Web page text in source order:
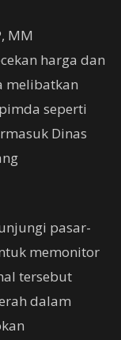
MM
harga dan
melibatkan
seperti
Dinas
pasar-
memonitor
tersebut
dalam